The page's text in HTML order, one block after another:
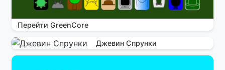
Перейти GreenCore
Джевин Спрунки